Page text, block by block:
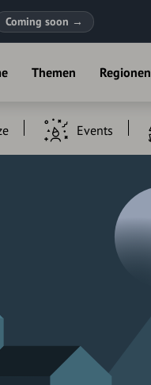
Coming soon →
Themen Regionen
Events